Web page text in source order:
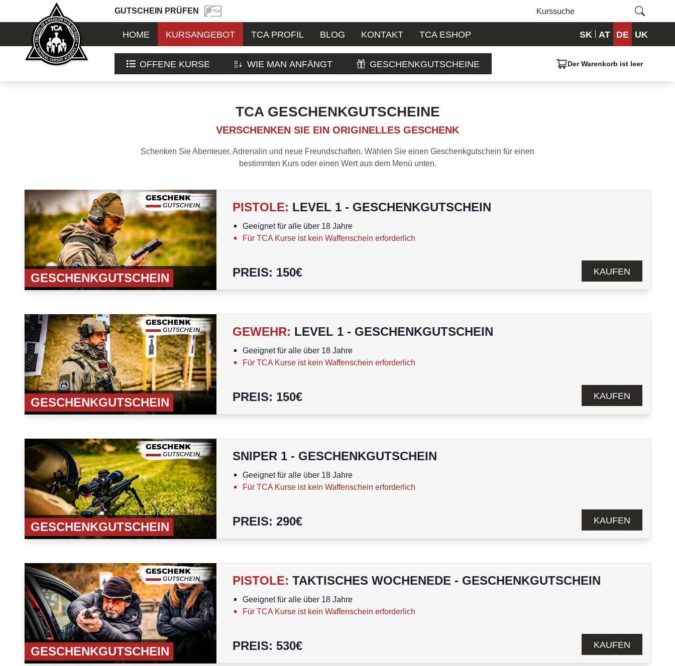
GUTSCHEIN PRÜFEN
HOME KURSANGEBOT TCA PROFIL BLOG KONTAKT TCA ESHOP SK AT DE UK
OFFENE KURSE WIE MAN ANFÄNGT GESCHENKGUTSCHEINE Der Warenkorb ist leer
TCA GESCHENKGUTSCHEINE
VERSCHENKEN SIE EIN ORIGINELLES GESCHENK
Schenken Sie Abenteuer, Adrenalin und neue Freundschaften. Wählen Sie einen Geschenkgutschein für einen
bestimmten Kurs oder einen Wert aus dem Menü unten.
GESCHENKGUTSCHEIN
PISTOLE: LEVEL 1 - GESCHENKGUTSCHEIN
Geeignet für alle über 18 Jahre
Für TCA Kurse ist kein Waffenschein erforderlich
PREIS: 150€ KAUFEN
GESCHENKGUTSCHEIN
GEWEHR: LEVEL 1 - GESCHENKGUTSCHEIN
Geeignet für alle über 18 Jahre
Für TCA Kurse ist kein Waffenschein erforderlich
PREIS: 150€ KAUFEN
GESCHENKGUTSCHEIN
SNIPER 1 - GESCHENKGUTSCHEIN
Geeignet für alle über 18 Jahre
Für TCA Kurse ist kein Waffenschein erforderlich
PREIS: 290€ KAUFEN
GESCHENKGUTSCHEIN
PISTOLE: TAKTISCHES WOCHENEDE - GESCHENKGUTSCHEIN
Geeignet für alle über 18 Jahre
Für TCA Kurse ist kein Waffenschein erforderlich
PREIS: 530€ KAUFEN